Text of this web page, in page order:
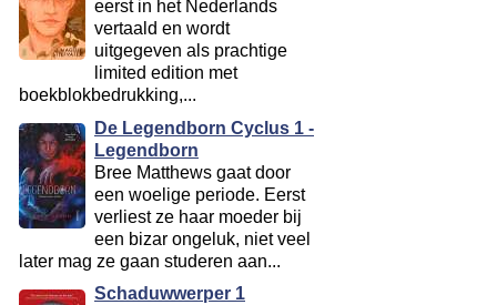
eerst in het Nederlands
vertaald en wordt
uitgegeven als prachtige
limited edition met
boekblokbedrukking,...
De Legendborn Cyclus 1 -
Legendborn
Bree Matthews gaat door
een woelige periode. Eerst
verliest ze haar moeder bij
een bizar ongeluk, niet veel
later mag ze gaan studeren aan...
Schaduwwerper 1